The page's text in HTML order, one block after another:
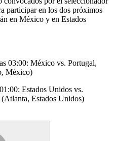
participar en los dos próximos
en México y en Estados
03:00: México vs. Portugal,
México)
Estados Unidos vs.
Estados Unidos)